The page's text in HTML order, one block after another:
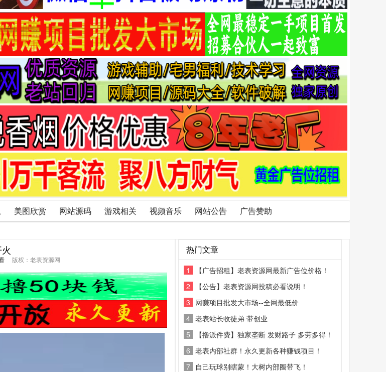
美图欣赏 网站源码 游戏相关 视频音乐 网站公告 广告赞助
版权：老表资源网
热门文章
1
【广告招租】老表资源网最新广告位价格！
2
【公告】老表资源网投稿必看说明！
3 网赚项目批发大市场--全网最低价
4 老表站长收徒弟 带创业
5
【撸派件费】独家垄断 发财路子 多劳多得！
6 老表内部社群！永久更新各种赚钱项目！
7 自己玩球别瞎蒙！大树内部圈带飞！